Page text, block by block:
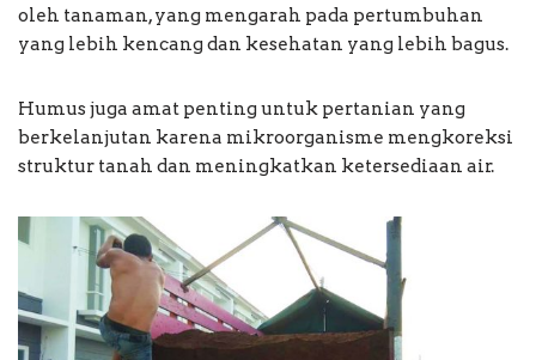
oleh tanaman, yang mengarah pada pertumbuhan
yang lebih kencang dan kesehatan yang lebih bagus.
Humus juga amat penting untuk pertanian yang
berkelanjutan karena mikroorganisme mengkoreksi
struktur tanah dan meningkatkan ketersediaan air.